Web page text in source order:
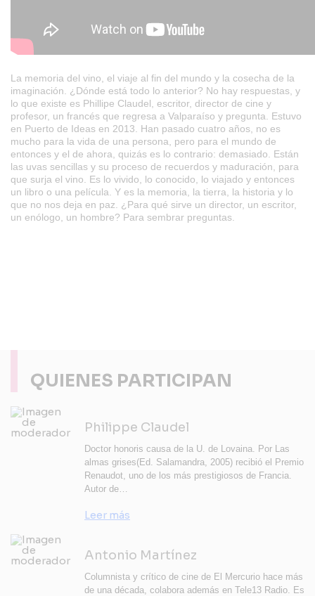
La memoria del vino, el viaje al fin del mundo y la cosecha de la
imaginación. ¿Dónde está todo lo anterior? No hay respuestas, y
lo que existe es Phillipe Claudel, escritor, director de cine y
profesor, un francés que regresa a Valparaíso y pregunta. Estuvo
en Puerto de Ideas en 2013. Han pasado cuatro años, no es
mucho para la vida de una persona, pero para el mundo de
entonces y el de ahora, quizás es lo contrario: demasiado. Están
las uvas sencillas y su proceso de recuerdos y maduración, para
que surja el vino. Es lo vivido, lo conocido, lo viajado y entonces
un libro o una película. Y es la memoria, la tierra, la historia y lo
que no nos deja en paz. ¿Para qué sirve un director, un escritor,
un enólogo, un hombre? Para sembrar preguntas.
QUIENES PARTICIPAN
Philippe Claudel
Doctor honoris causa de la U. de Lovaina. Por Las
almas grises(Ed. Salamandra, 2005) recibió el Premio
Renaudot, uno de los más prestigiosos de Francia.
Autor de…
Leer más
Antonio Martínez
Columnista y crítico de cine de El Mercurio hace más
de una década, colabora además en Tele13 Radio. Es